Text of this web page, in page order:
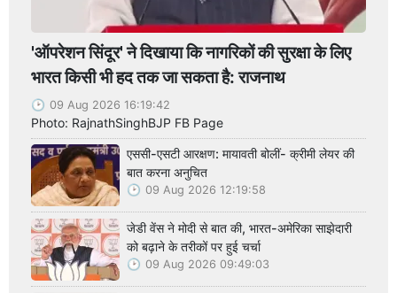
'ऑपरेशन सिंदूर' ने दिखाया कि नागरिकों की सुरक्षा के लिए
भारत किसी भी हद तक जा सकता है: राजनाथ
09 Aug 2026 16:19:42
Photo: RajnathSinghBJP FB Page
एससी-एसटी आरक्षण: मायावती बोलीं- क्रीमी लेयर की
बात करना अनुचित
09 Aug 2026 12:19:58
जेडी वेंस ने मोदी से बात की, भारत-अमेरिका साझेदारी
को बढ़ाने के तरीकों पर हुई चर्चा
09 Aug 2026 09:49:03